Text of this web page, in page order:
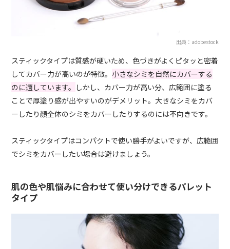
出典：adobestock
スティックタイプは質感が硬いため、色づきがよくピタッと密着
してカバー力が高いのが特徴。 小さなシミを自然にカバーする
のに適しています。 しかし、カバー力が高い分、広範囲に塗る
ことで厚塗り感が出やすいのがデメリット。大きなシミをカバ
ーしたり顔全体のシミをカバーしたりするのには不向きです。
スティックタイプはコンパクトで使い勝手がよいですが、広範囲
でシミをカバーしたい場合は避けましょう。
肌の色や肌悩みに合わせて使い分けできるパレット
タイプ